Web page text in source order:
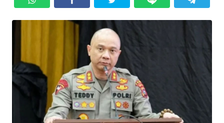
EKUIN
KESEHATAN
INTERNASIONAL
SERBA-SERBI